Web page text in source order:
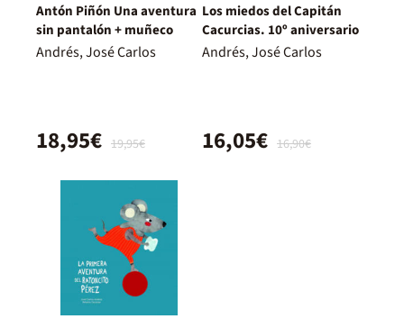
Antón Piñón Una aventura
sin pantalón + muñeco
Andrés, José Carlos
19,95€
18,95€
Los miedos del Capitán
Cacurcias. 10º aniversario
Andrés, José Carlos
16,90€
16,05€